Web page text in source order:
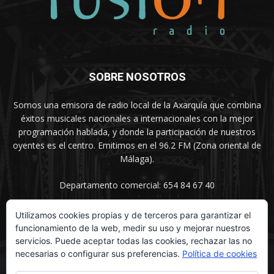
SOBRE NOSOTROS
Somos una emisora de radio local de la Axarquía que combina
éxitos musicales nacionales a internacionales con la mejor
programación hablada, y donde la participación de nuestros
oyentes es el centro. Emitimos en el 96.2 FM (Zona oriental de
Málaga).
Departamento comercial: 654 84 67 40
SÍGUENOS
Utilizamos cookies propias y de terceros para garantizar el
funcionamiento de la web, medir su uso y mejorar nuestros
servicios. Puede aceptar todas las cookies, rechazar las no
necesarias o configurar sus preferencias. Política de cookies